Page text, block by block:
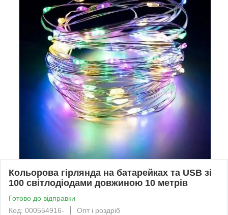
Кольорова гірлянда на батарейках та USB зі
100 світлодіодами довжиною 10 метрів
Готово до відправки
Код: 000554916-
Опт і роздріб